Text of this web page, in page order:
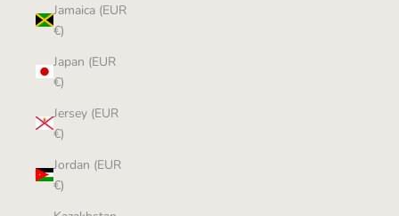
Jamaica (EUR
€)
Japan (EUR
€)
Jersey (EUR
€)
Jordan (EUR
€)